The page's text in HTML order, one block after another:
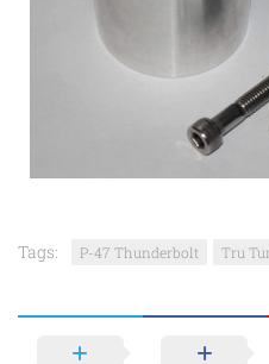
Tags: P-47 Thunderbolt Tru